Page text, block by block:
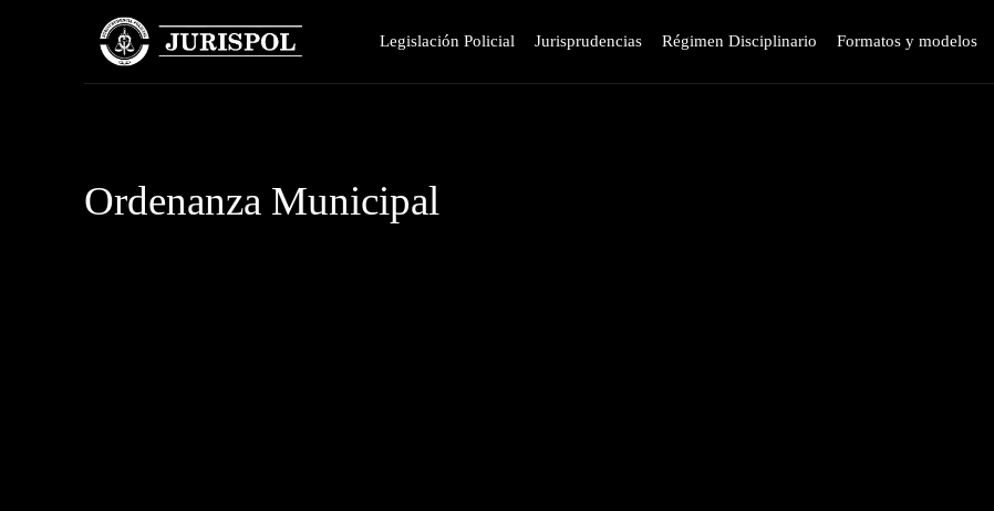
Legislación Policial Jurisprudencias Régimen Disciplinario Formatos y modelos
Ordenanza Municipal